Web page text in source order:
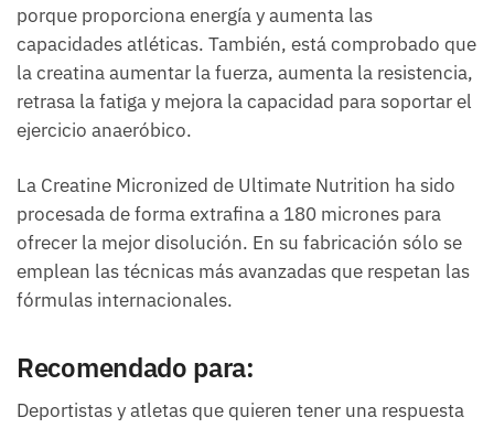
porque proporciona energía y aumenta las
capacidades atléticas. También, está comprobado que
la creatina aumentar la fuerza, aumenta la resistencia,
retrasa la fatiga y mejora la capacidad para soportar el
ejercicio anaeróbico.
La Creatine Micronized de Ultimate Nutrition ha sido
procesada de forma extrafina a 180 micrones para
ofrecer la mejor disolución. En su fabricación sólo se
emplean las técnicas más avanzadas que respetan las
fórmulas internacionales.
Recomendado para:
Deportistas y atletas que quieren tener una respuesta